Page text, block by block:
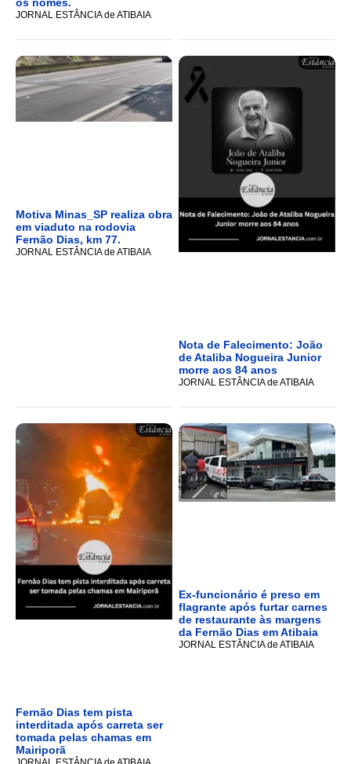
JORNAL ESTÂNCIA de ATIBAIA
Motiva Minas_SP realiza obra
em viaduto na rodovia
Fernão Dias, km 77.
JORNAL ESTÂNCIA de ATIBAIA
Nota de Falecimento: João
de Ataliba Nogueira Junior
morre aos 84 anos
JORNAL ESTÂNCIA de ATIBAIA
Fernão Dias tem pista
interditada após carreta ser
tomada pelas chamas em
Mairiporã
Ex-funcionário é preso em
flagrante após furtar carnes
de restaurante às margens
da Fernão Dias em Atibaia
JORNAL ESTÂNCIA de ATIBAIA